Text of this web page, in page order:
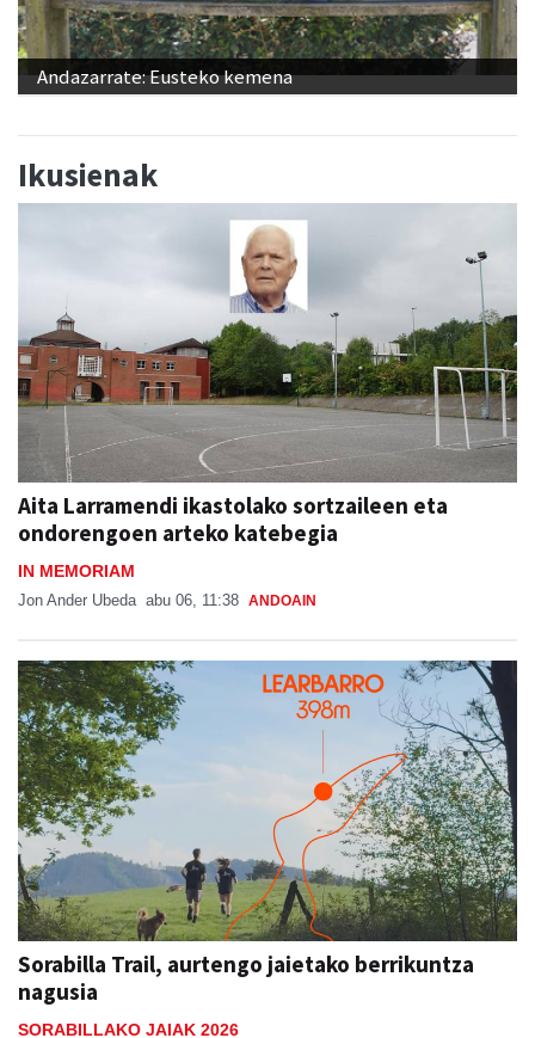
Andazarrate: Eusteko kemena
Ikusienak
Aita Larramendi ikastolako sortzaileen eta
ondorengoen arteko katebegia
IN MEMORIAM
Jon Ander Ubeda abu 06, 11:38 ANDOAIN
Sorabilla Trail, aurtengo jaietako berrikuntza
nagusia
SORABILLAKO JAIAK 2026